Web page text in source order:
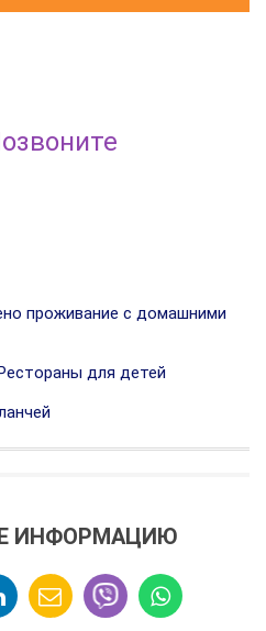
проживание с домашними
для детей
ИНФОРМАЦИЮ